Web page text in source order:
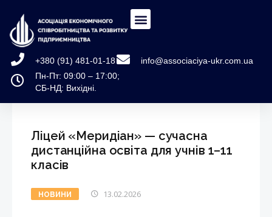
+380 (91) 481-01-18
info@associaciya-ukr.com.ua
Пн-Пт: 09:00 – 17:00;
СБ-НД: Вихідні.
Ліцей «Меридіан» — сучасна
дистанційна освіта для учнів 1–11
класів
НОВИНИ 13.02.2026